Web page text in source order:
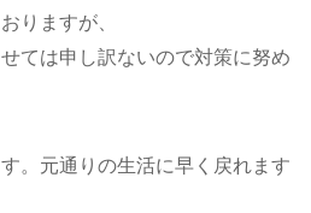
りますが、
ては申し訳ないので対策に努め
。元通りの生活に早く戻れます